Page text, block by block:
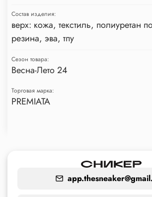
Состав изделия:
верх: кожа, текстиль, полиуретан
резина, эва, тпу
Сезон товара:
Весна-Лето 24
Торговая марка:
PREMIATA